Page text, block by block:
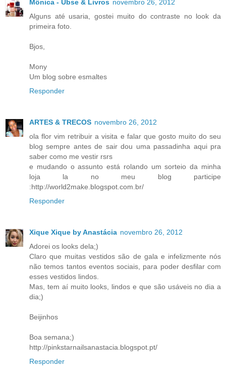
Mônica - Ubse & Livros novembro 26, 2012
Alguns até usaria, gostei muito do contraste no look da
primeira foto.
Bjos,
Mony
Um blog sobre esmaltes
Responder
ARTES & TRECOS novembro 26, 2012
ola flor vim retribuir a visita e falar que gosto muito do seu
blog sempre antes de sair dou uma passadinha aqui pra
saber como me vestir rsrs
e mudando o assunto está rolando um sorteio da minha
loja la no meu blog participe
:http://world2make.blogspot.com.br/
Responder
Xique Xique by Anastácia novembro 26, 2012
Adorei os looks dela;)
Claro que muitas vestidos são de gala e infelizmente nós
não temos tantos eventos sociais, para poder desfilar com
esses vestidos lindos.
Mas, tem aí muito looks, lindos e que são usáveis no dia a
dia;)
Beijinhos
Boa semana;)
http://pinkstarnailsanastacia.blogspot.pt/
Responder